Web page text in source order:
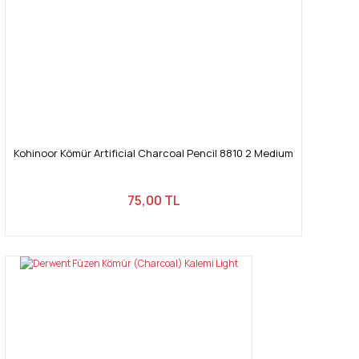
Kohinoor Kömür Artificial Charcoal Pencil 8810 2 Medium
75,00 TL